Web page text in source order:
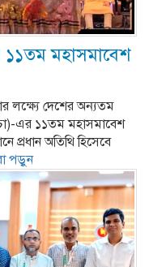
১১তম মহাসমাবেশ
লক্ষ্যে দেশের অন্যতম
এর ১১তম মহাসমাবেশ
প্রধান অতিথি হিসেবে
পড়ুন